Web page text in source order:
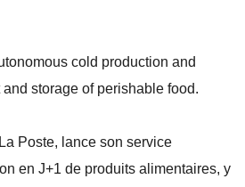
cold production and
storage of perishable food.
Poste, lance son service
en J+1 de produits alimentaires, y